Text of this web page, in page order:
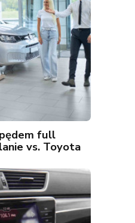
full
vs. Toyota